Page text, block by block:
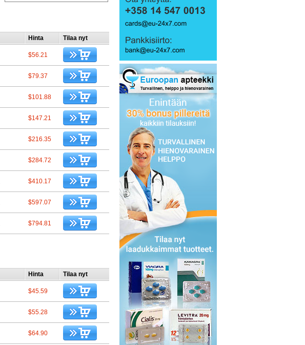
Hinta Tilaa nyt
$56.21
$79.37
$101.88
$147.21
$216.35
$284.72
$410.17
$597.07
$794.81
Hinta Tilaa nyt
$45.59
$55.28
$64.90